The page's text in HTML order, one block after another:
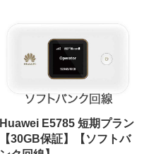
Huawei E5785 短期プラン
【30GB保証】【ソフトバ